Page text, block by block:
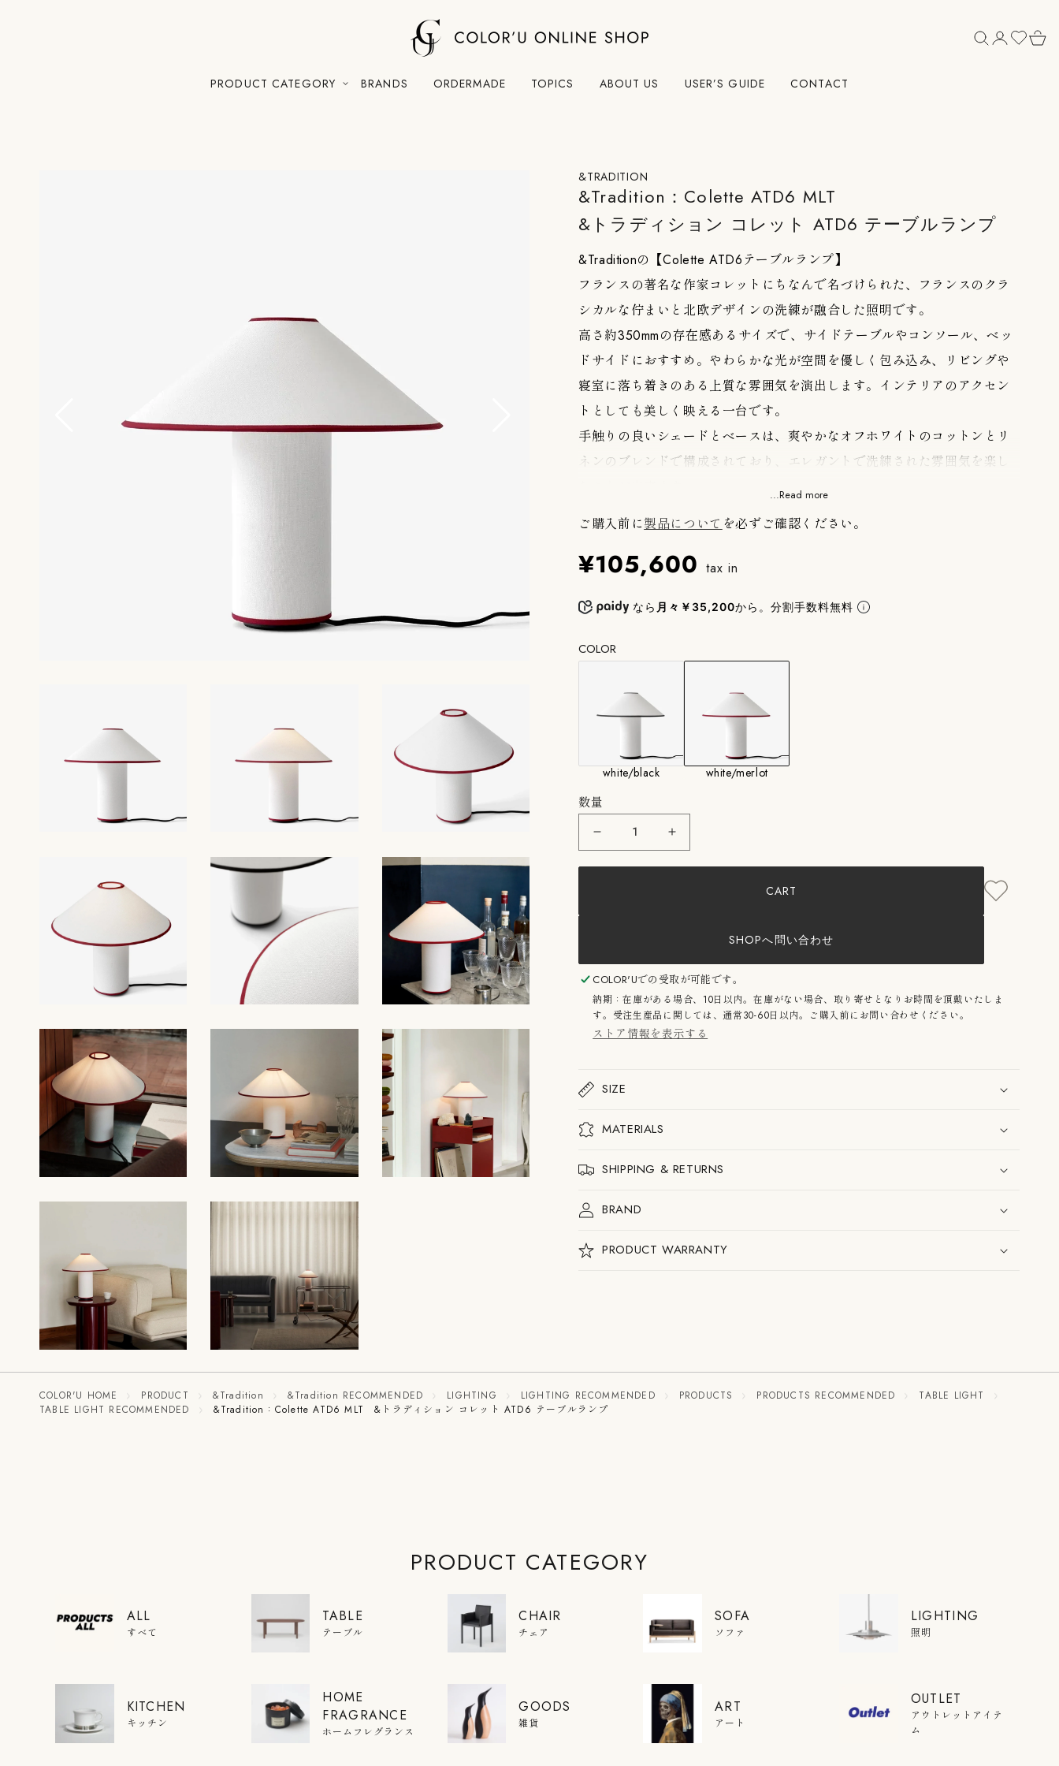
PRODUCT CATEGORY BRANDS ORDERMADE TOPICS ABOUT US USER’S GUIDE CONTACT
&TRADITION
&Tradition：Colette ATD6 MLT
&トラディション コレット ATD6 テーブルランプ
&Traditionの【Colette ATD6テーブルランプ】
フランスの著名な作家コレットにちなんで名づけられた、フランスのクラ
シカルな佇まいと北欧デザインの洗練が融合した照明です。
高さ約350mmの存在感あるサイズで、サイドテーブルやコンソール、ベッ
ドサイドにおすすめ。やわらかな光が空間を優しく包み込み、リビングや
寝室に落ち着きのある上質な雰囲気を演出します。インテリアのアクセン
トとしても美しく映える一台です。
手触りの良いシェードとベースは、爽やかなオフホワイトのコットンとリ
ネンのブレンドで構成されており、エレガントで洗練された雰囲気を楽し
取付仕様：コンセント（中間スイッチ）
※電球は付属しておりません。お客様にてご用意ください。
メーカー保証付き。
●浜松町SHOPにてwhite/blackを展示しております。ご不明な点はお問い
...Read more
ご購入前に製品について を必ずご確認ください。
¥105,600 tax in
なら 月々￥35,200から。分割手数料無料
COLOR
white/black white/merlot
数量
&amp;Tradition：
Colette
ATD6
シ
ョ
ン
コ
レ
ッ
ー
ル
ラ
プ
の
量
ら
&amp;Tradition：
Colette
ATD6
シ
ョ
ン
コ
レ
ッ
プ
の
や
CART
SHOPへ問い合わせ
COLOR'Uでの受取が可能です。
納期：在庫がある場合、10日以内。在庫がない場合、取り寄せとなりお時間を頂戴いたしま
す。受注生産品に関しては、通常30-60日以内。ご購入前にお問い合わせください。
ストア情報を表示する
SIZE
MATERIALS
SHIPPING & RETURNS
BRAND
PRODUCT WARRANTY
COLOR'U HOME PRODUCT &Tradition &Tradition RECOMMENDED LIGHTING LIGHTING RECOMMENDED PRODUCTS PRODUCTS RECOMMENDED
TABLE LIGHT
TABLE LIGHT RECOMMENDED
&Tradition：Colette ATD6 MLT &トラディション コレット ATD6 テーブルランプ
PRODUCT CATEGORY
ALL
すべて
TABLE
テーブル
CHAIR
チェア
SOFA
ソファ
LIGHTING
照明
KITCHEN
キッチン
HOME
FRAGRANCE
ホームフレグランス
GOODS
雑貨
ART
アート
OUTLET
アウトレットアイテ
ム